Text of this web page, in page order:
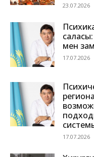
23.07.2026
мен
17.07.2026
17.07.2026